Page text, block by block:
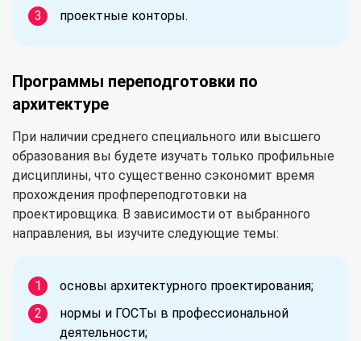
проектные конторы.
Программы переподготовки по
архитектуре
При наличии среднего специального или высшего
образования вы будете изучать только профильные
дисциплины, что существенно сэкономит время
прохождения профпереподготовки на
проектировщика. В зависимости от выбранного
направления, вы изучите следующие темы:
основы архитектурного проектирования;
нормы и ГОСТы в профессиональной
деятельности;